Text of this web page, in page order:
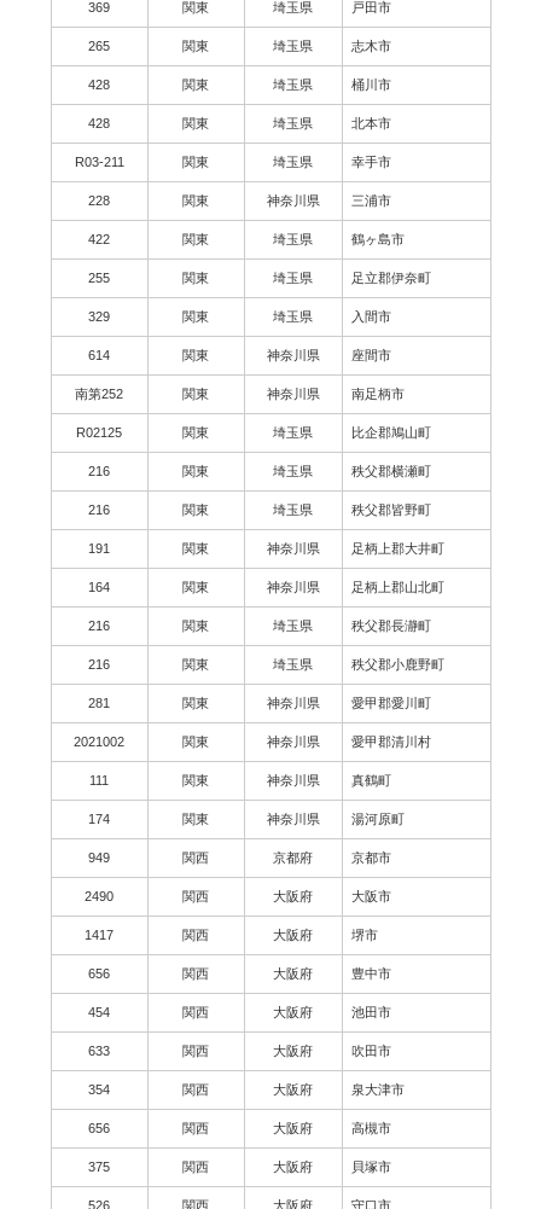
369 関東 埼玉県 戸田市
265 関東 埼玉県 志木市
428 関東 埼玉県 桶川市
428 関東 埼玉県 北本市
R03-211 関東 埼玉県 幸手市
228 関東 神奈川県 三浦市
422 関東 埼玉県 鶴ヶ島市
255 関東 埼玉県 足立郡伊奈町
329 関東 埼玉県 入間市
614 関東 神奈川県 座間市
南第252 関東 神奈川県 南足柄市
R02125 関東 埼玉県 比企郡鳩山町
216 関東 埼玉県 秩父郡横瀬町
216 関東 埼玉県 秩父郡皆野町
191 関東 神奈川県 足柄上郡大井町
164 関東 神奈川県 足柄上郡山北町
216 関東 埼玉県 秩父郡長瀞町
216 関東 埼玉県 秩父郡小鹿野町
281 関東 神奈川県 愛甲郡愛川町
2021002 関東 神奈川県 愛甲郡清川村
111 関東 神奈川県 真鶴町
174 関東 神奈川県 湯河原町
949 関西 京都府 京都市
2490 関西 大阪府 大阪市
1417 関西 大阪府 堺市
656 関西 大阪府 豊中市
454 関西 大阪府 池田市
633 関西 大阪府 吹田市
354 関西 大阪府 泉大津市
656 関西 大阪府 高槻市
375 関西 大阪府 貝塚市
526 関西 大阪府 守口市